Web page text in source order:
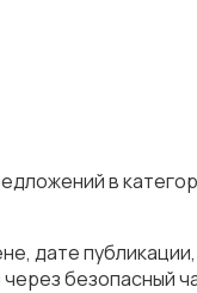
в
дате
безопасный